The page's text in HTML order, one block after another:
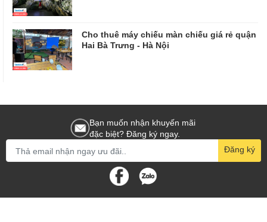
Cho thuê máy chiếu màn chiếu giá rẻ quận
Hai Bà Trưng - Hà Nội
Bạn muốn nhận khuyến mãi
đặc biệt? Đăng ký ngay.
Đăng ký